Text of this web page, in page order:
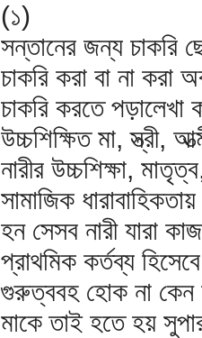
(১)
সন্তানের জন্য চাকরি
চাকরি করা বা না
চাকরি করতে
উচ্চশিক্ষিত মা, স্ত্রী,
নারীর উচ্চশিক্ষা,
সামাজিক
হন সেসব নারী যারা
প্রাথমিক কর্তব্য
গুরুত্ববহ হোক না কেন
মাকে তাই হতে হয়